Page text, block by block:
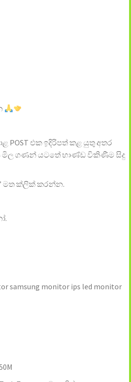
එක​ ඉදිරිපත් කළ යුතු අතර
මිල ගණන් යටතේ භාණ්ඩ විකිණීම සිදු
මත ක්ලික් කරන්න.
samsung monitor ips led monitor